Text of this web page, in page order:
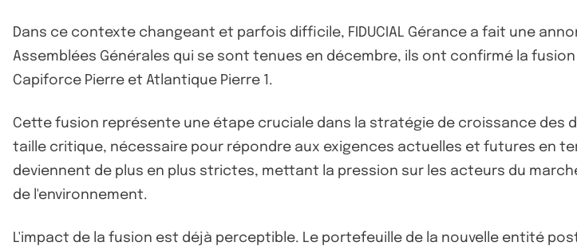
Dans ce contexte changeant et parfois difficile, FIDUCIAL Gérance a fait une
Assemblées Générales qui se sont tenues en décembre, ils ont confirmé la
Capiforce Pierre et Atlantique Pierre 1.
Cette fusion représente une étape cruciale dans la stratégie de croissance des
taille critique, nécessaire pour répondre aux exigences actuelles et futures en
deviennent de plus en plus strictes, mettant la pression sur les acteurs du
de l'environnement.
L'impact de la fusion est déjà perceptible. Le portefeuille de la nouvelle entité